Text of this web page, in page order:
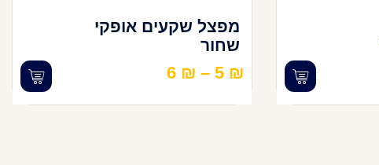
מפצל שקעים אופקי
שחור
5 ₪
–
6 ₪